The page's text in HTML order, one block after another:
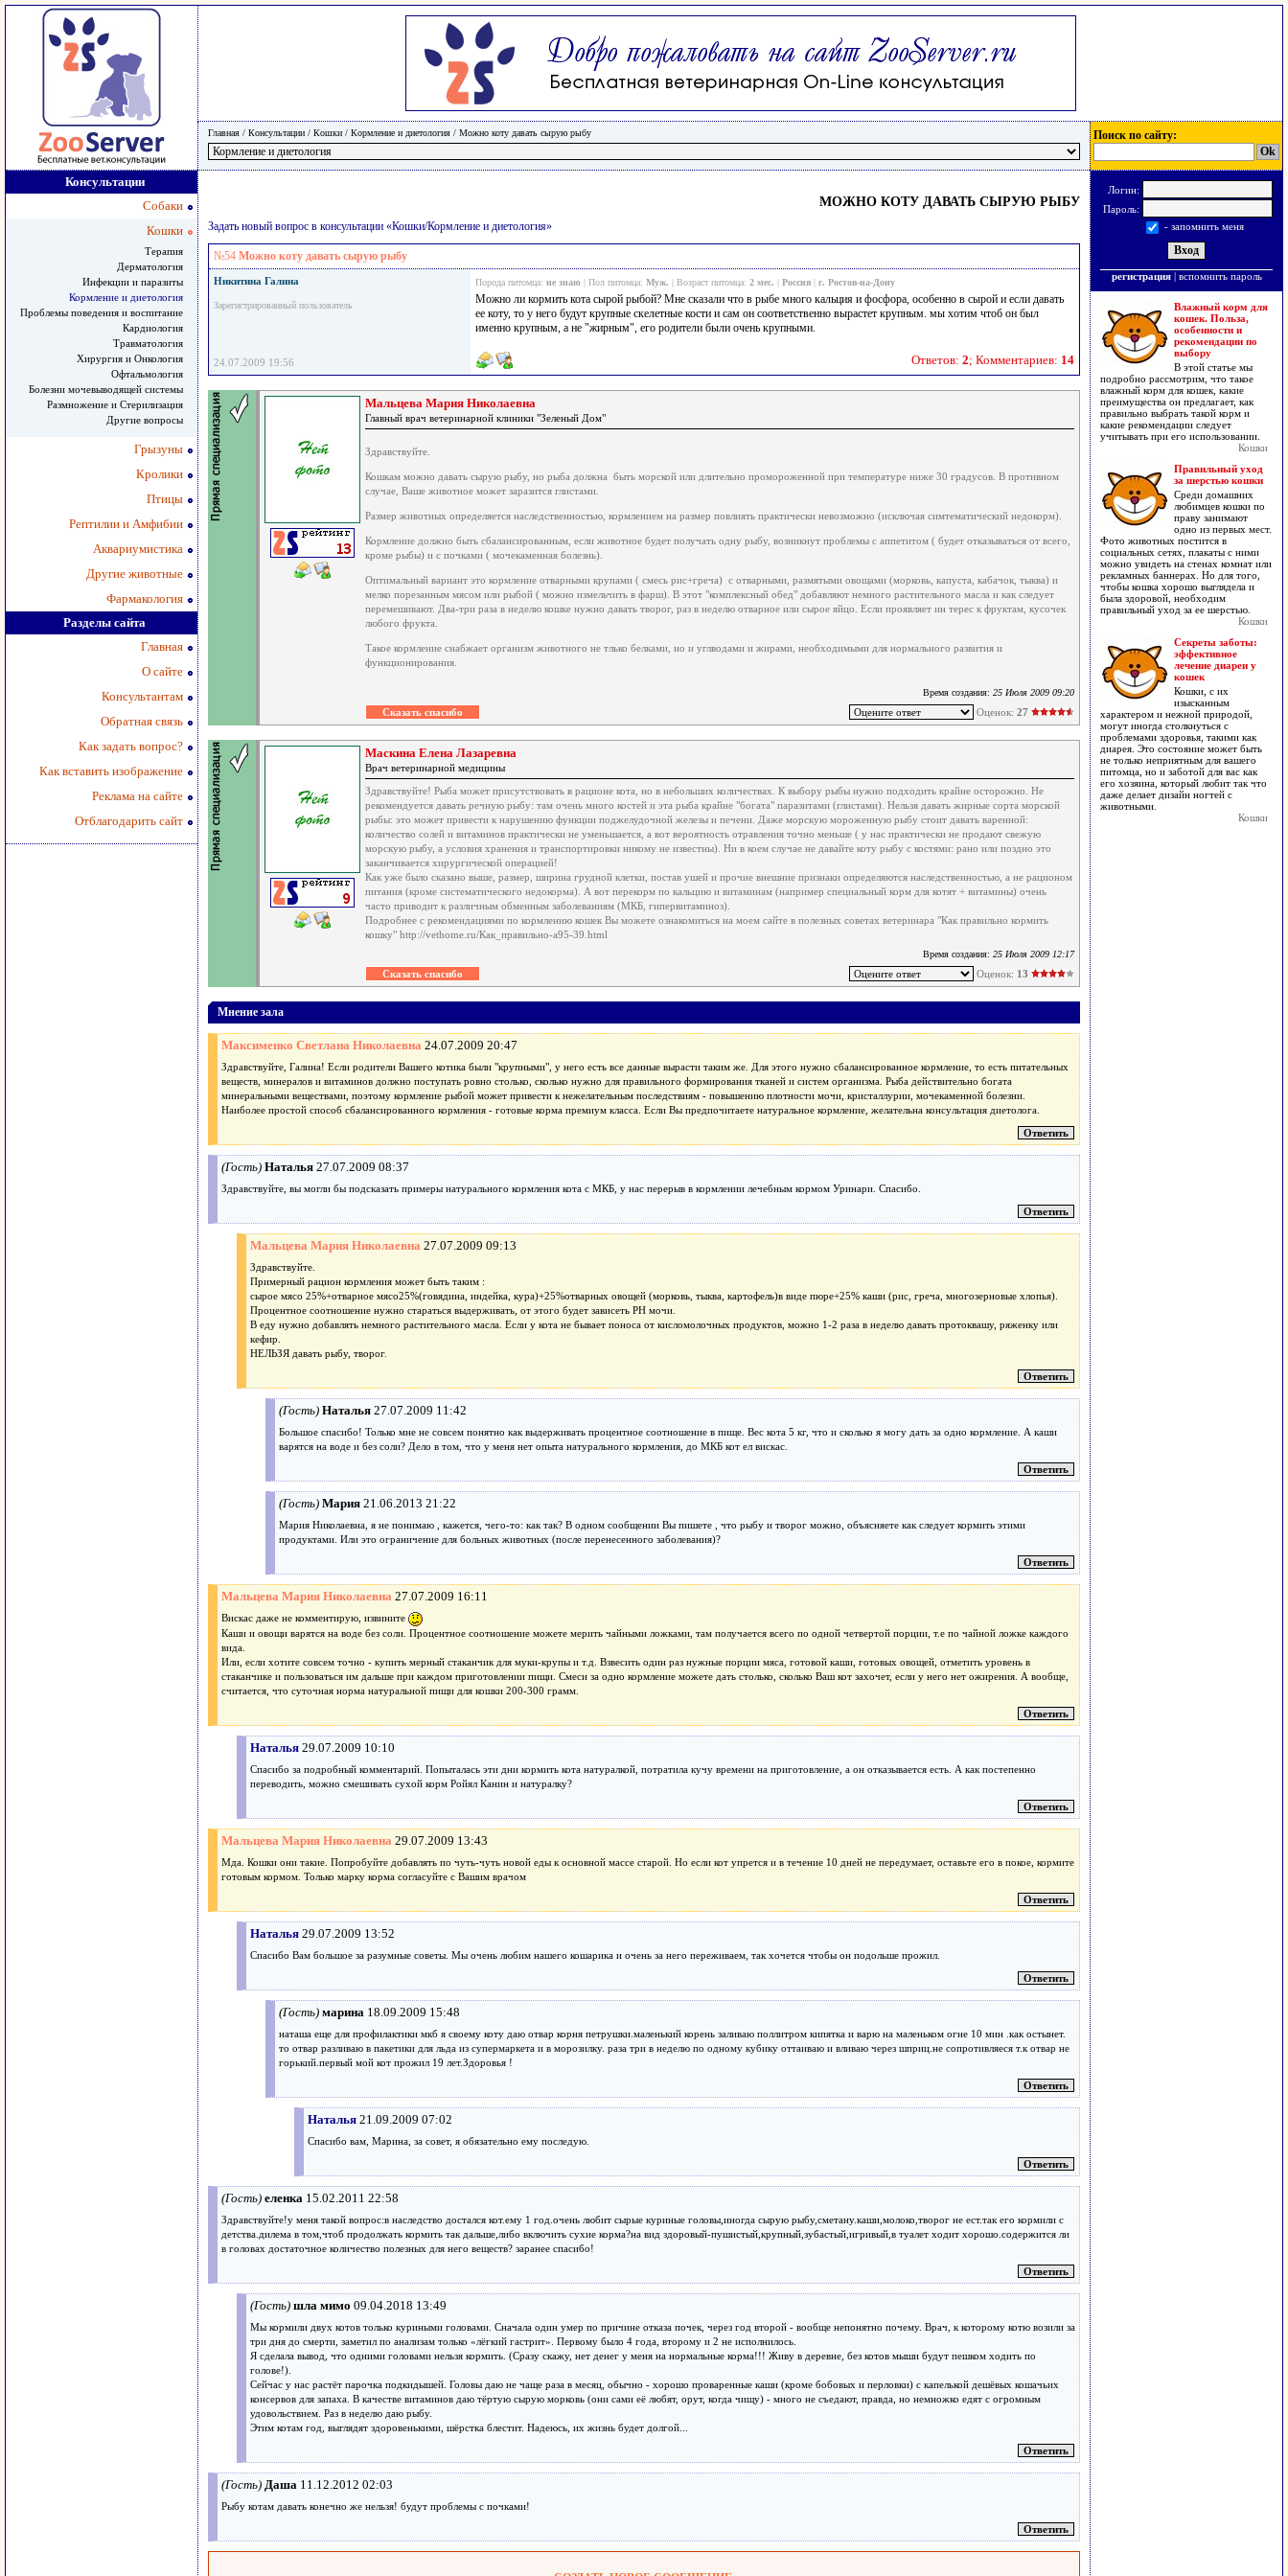
Главная / Консультации / Кошки / Кормление и диетология / Можно коту давать сырую рыбу Поиск по сайту:
Консультации
Собаки
Кошки
Терапия
Дерматология
Инфекции и паразиты
Кормление и диетология
Проблемы поведения и воспитание
Кардиология
Травматология
Хирургия и Онкология
Офтальмология
Болезни мочевыводящей системы
Размножение и Стерилизация
Другие вопросы
Грызуны
Кролики
Птицы
Рептилии и Амфибии
Аквариумистика
Другие животные
Фармакология
Разделы сайта
Главная
О сайте
Консультантам
Обратная связь
Как задать вопрос?
Как вставить изображение
Реклама на сайте
Отблагодарить сайт
МОЖНО КОТУ ДАВАТЬ СЫРУЮ РЫБУ
Задать новый вопрос в консультации «Кошки/Кормление и диетология»
№54 Можно коту давать сырую рыбу
Никитина Галина
Зарегистрированный пользователь
Порода питомца: не знаю | Пол питомца: Муж. | Возраст питомца: 2 мес. | Россия | г. Ростов-на-Дону
Можно ли кормить кота сырой рыбой? Мне сказали что в рыбе много кальция и фосфора, особенно в сырой и если давать
ее коту, то у него будут крупные скелетные кости и сам он соответственно вырастет крупным. мы хотим чтоб он был
именно крупным, а не "жирным", его родители были очень крупными.
24.07.2009 19:56 Ответов: 2; Комментариев: 14
Мальцева Мария Николаевна
Главный врач ветеринарной клиники "Зеленый Дом"
Здравствуйте.
Кошкам можно давать сырую рыбу, но рыба должна быть морской или длительно промороженной при температуре ниже 30 градусов. В противном
случае, Ваше животное может заразится глистами.
Размер животных определяется наследственностью, кормлением на размер повлиять практически невозможно (исключая симтематический недокорм).
Кормление должно быть сбалансированным, если животное будет получать одну рыбу, возникнут проблемы с аппетитом ( будет отказываться от всего,
кроме рыбы) и с почками ( мочекаменная болезнь).
Оптимальный вариант это кормление отварными крупами ( смесь рис+греча) с отварными, размятыми овощами (морковь, капуста, кабачок, тыква) и
мелко порезанным мясом или рыбой ( можно измельчить в фарш). В этот "комплексный обед" добавляют немного растительного масла и как следует
перемешивают. Два-три раза в неделю кошке нужно давать творог, раз в неделю отварное или сырое яйцо. Если проявляет ин терес к фруктам, кусочек
любого фрукта.
Такое кормление снабжает организм животного не тлько белками, но и углводами и жирами, необходимыми для нормального развития и
функционирования.
Время создания: 25 Июля 2009 09:20
Оценок: 27
Маскина Елена Лазаревна
Врач ветеринарной медицины
Здравствуйте! Рыба может присутствовать в рационе кота, но в небольших количествах. К выбору рыбы нужно подходить крайне осторожно. Не
рекомендуется давать речную рыбу: там очень много костей и эта рыба крайне "богата" паразитами (глистами). Нельзя давать жирные сорта морской
рыбы: это может привести к нарушению функции поджелудочной железы и печени. Даже морскую мороженную рыбу стоит давать варенной:
количество солей и витаминов практически не уменьшается, а вот вероятность отравления точно меньше ( у нас практически не продают свежую
морскую рыбу, а условия хранения и транспортировки никому не известны). Ни в коем случае не давайте коту рыбу с костями: рано или поздно это
заканчивается хирургической операцией!
Как уже было сказано выше, размер, ширина грудной клетки, постав ушей и прочие внешние признаки определяются наследственностью, а не рационом
питания (кроме систематического недокорма). А вот перекорм по кальцию и витаминам (например специальный корм для котят + витамины) очень
часто приводит к различным обменным заболеваниям (МКБ, гипервитаминоз).
Подробнее с рекомендациями по кормлению кошек Вы можете ознакомиться на моем сайте в полезных советах ветеринара "Как правильно кормить
кошку" http://vethome.ru/Как_правильно-a95-39.html
Время создания: 25 Июля 2009 12:17
Оценок: 13
Мнение зала
Максименко Светлана Николаевна 24.07.2009 20:47
Здравствуйте, Галина! Если родители Вашего котика были "крупными", у него есть все данные вырасти таким же. Для этого нужно сбалансированное кормление, то есть питательных
веществ, минералов и витаминов должно поступать ровно столько, сколько нужно для правильного формирования тканей и систем организма. Рыба действительно богата
минеральными веществами, поэтому кормление рыбой может привести к нежелательным последствиям - повышению плотности мочи, кристаллурии, мочекаменной болезни.
Наиболее простой способ сбалансированного кормления - готовые корма премиум класса. Если Вы предпочитаете натуральное кормление, желательна консультация диетолога.
(Гость) Наталья 27.07.2009 08:37
Здравствуйте, вы могли бы подсказать примеры натурального кормления кота с МКБ, у нас перерыв в кормлении лечебным кормом Уринари. Спасибо.
Мальцева Мария Николаевна 27.07.2009 09:13
Здравствуйте.
Примерный рацион кормления может быть таким :
сырое мясо 25%+отварное мясо25%(говядина, индейка, кура)+25%отварных овощей (морковь, тыква, картофель)в виде пюре+25% каши (рис, греча, многозерновые хлопья).
Процентное соотношение нужно стараться выдерживать, от этого будет зависеть РН мочи.
В еду нужно добавлять немного растительного масла. Если у кота не бывает поноса от кисломолочных продуктов, можно 1-2 раза в неделю давать протоквашу, ряженку или
кефир.
НЕЛЬЗЯ давать рыбу, творог.
(Гость) Наталья 27.07.2009 11:42
Большое спасибо! Только мне не совсем понятно как выдерживать процентное соотношение в пище. Вес кота 5 кг, что и сколько я могу дать за одно кормление. А каши
варятся на воде и без соли? Дело в том, что у меня нет опыта натурального кормления, до МКБ кот ел вискас.
(Гость) Мария 21.06.2013 21:22
Мария Николаевна, я не понимаю , кажется, чего-то: как так? В одном сообщении Вы пишете , что рыбу и творог можно, объясняете как следует кормить этими
продуктами. Или это ограничение для больных животных (после перенесенного заболевания)?
Мальцева Мария Николаевна 27.07.2009 16:11
Вискас даже не комментирую, извините
Каши и овощи варятся на воде без соли. Процентное соотношение можете мерить чайными ложками, там получается всего по одной четвертой порции, т.е по чайной ложке каждого
вида.
Или, если хотите совсем точно - купить мерный стаканчик для муки-крупы и т.д. Взвесить один раз нужные порции мяса, готовой каши, готовых овощей, отметить уровень в
стаканчике и пользоваться им дальше при каждом приготовлении пищи. Смеси за одно кормление можете дать столько, сколько Ваш кот захочет, если у него нет ожирения. А вообще,
считается, что суточная норма натуральной пищи для кошки 200-300 грамм.
Наталья 29.07.2009 10:10
Спасибо за подробный комментарий. Попыталась эти дни кормить кота натуралкой, потратила кучу времени на приготовление, а он отказывается есть. А как постепенно
переводить, можно смешивать сухой корм Ройял Канин и натуралку?
Мальцева Мария Николаевна 29.07.2009 13:43
Мда. Кошки они такие. Попробуйте добавлять по чуть-чуть новой еды к основной массе старой. Но если кот упрется и в течение 10 дней не передумает, оставьте его в покое, кормите
готовым кормом. Только марку корма согласуйте с Вашим врачом
Наталья 29.07.2009 13:52
Спасибо Вам большое за разумные советы. Мы очень любим нашего кошарика и очень за него переживаем, так хочется чтобы он подольше прожил.
(Гость) марина 18.09.2009 15:48
наташа еще для профилактики мкб я своему коту даю отвар корня петрушки.маленький корень заливаю поллитром кипятка и варю на маленьком огне 10 мин .как остынет.
то отвар разливаю в пакетики для льда из супермаркета и в морозилку. раза три в неделю по одному кубику оттаиваю и вливаю через шприц.не сопротивляеся т.к отвар не
горький.первый мой кот прожил 19 лет.Здоровья !
Наталья 21.09.2009 07:02
Спасибо вам, Марина, за совет, я обязательно ему последую.
(Гость) еленка 15.02.2011 22:58
Здравствуйте!у меня такой вопрос:в наследство достался кот.ему 1 год.очень любит сырые куриные головы,иногда сырую рыбу,сметану.каши,молоко,творог не ест.так его кормили с
детства.дилема в том,чтоб продолжать кормить так дальше,либо включить сухие корма?на вид здоровый-пушистый,крупный,зубастый,игривый,в туалет ходит хорошо.содержится ли
в головах достаточное количество полезных для него веществ? заранее спасибо!
(Гость) шла мимо 09.04.2018 13:49
Мы кормили двух котов только куриными головами. Сначала один умер по причине отказа почек, через год второй - вообще непонятно почему. Врач, к которому котю возили за
три дня до смерти, заметил по анализам только «лёгкий гастрит». Первому было 4 года, второму и 2 не исполнилось.
Я сделала вывод, что одними головами нельзя кормить. (Сразу скажу, нет денег у меня на нормальные корма!!! Живу в деревне, без котов мыши будут пешком ходить по
голове!).
Сейчас у нас растёт парочка подкидышей. Головы даю не чаще раза в месяц, обычно - хорошо проваренные каши (кроме бобовых и перловки) с капелькой дешёвых кошачьих
консервов для запаха. В качестве витаминов даю тёртую сырую морковь (они сами её любят, орут, когда чищу) - много не съедают, правда, но немножко едят с огромным
удовольствием. Раз в неделю даю рыбу.
Этим котам год, выглядят здоровенькими, шёрстка блестит. Надеюсь, их жизнь будет долгой...
(Гость) Даша 11.12.2012 02:03
Рыбу котам давать конечно же нельзя! будут проблемы с почками!
Логин:
Пароль:
- запомнить меня
регистрация| вспомнить пароль
Влажный корм для
кошек. Польза,
особенности и
рекомендации по
выбору
В этой статье мы
подробно рассмотрим, что такое
влажный корм для кошек, какие
преимущества он предлагает, как
правильно выбрать такой корм и
какие рекомендации следует
учитывать при его использовании.
Кошки
Правильный уход
за шерстью кошки
Среди домашних
любимцев кошки по
праву занимают
одно из первых мест.
Фото животных постится в
социальных сетях, плакаты с ними
можно увидеть на стенах комнат или
рекламных баннерах. Но для того,
чтобы кошка хорошо выглядела и
была здоровой, необходим
правильный уход за ее шерстью.
Кошки
Секреты заботы:
эффективное
лечение диареи у
кошек
Кошки, с их
изысканным
характером и нежной природой,
могут иногда столкнуться с
проблемами здоровья, такими как
диарея. Это состояние может быть
не только неприятным для вашего
питомца, но и заботой для вас как
его хозяина, который любит так что
даже делает дизайн ногтей с
животными.
Кошки